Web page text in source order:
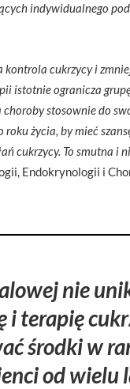
indywidualnego
cukrzycy i
istotnie ogranicza
stosownie do
życia, by mieć
cukrzycy. To smutna i
Endokrynologii i
nie
terapię
środki w
od wielu